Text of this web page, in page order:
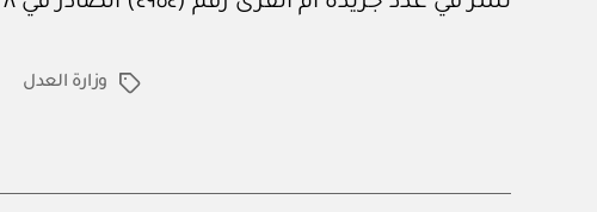
الوسوموزارة العدل